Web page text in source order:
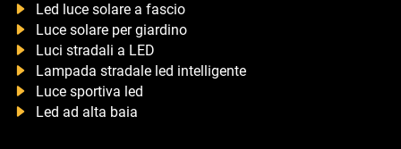
Led luce solare a fascio
Luce solare per giardino
Luci stradali a LED
Lampada stradale led intelligente
Luce sportiva led
Led ad alta baia